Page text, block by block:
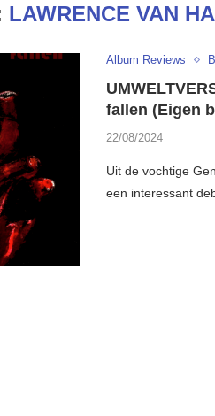
LAWRENCE VAN
Album Reviews
fallen (Eigen
22/08/2024
Uit de vochtige
een interessant